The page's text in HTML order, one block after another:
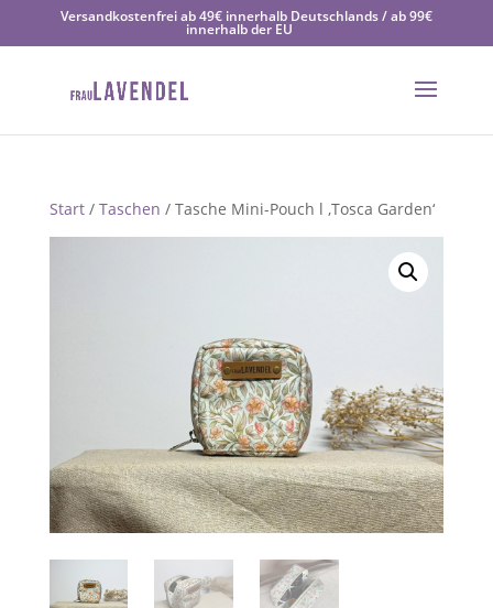
Versandkostenfrei ab 49€ innerhalb Deutschlands / ab 99€
innerhalb der EU
Start/ Taschen / Tasche Mini-Pouch l ‚Tosca Garden‘